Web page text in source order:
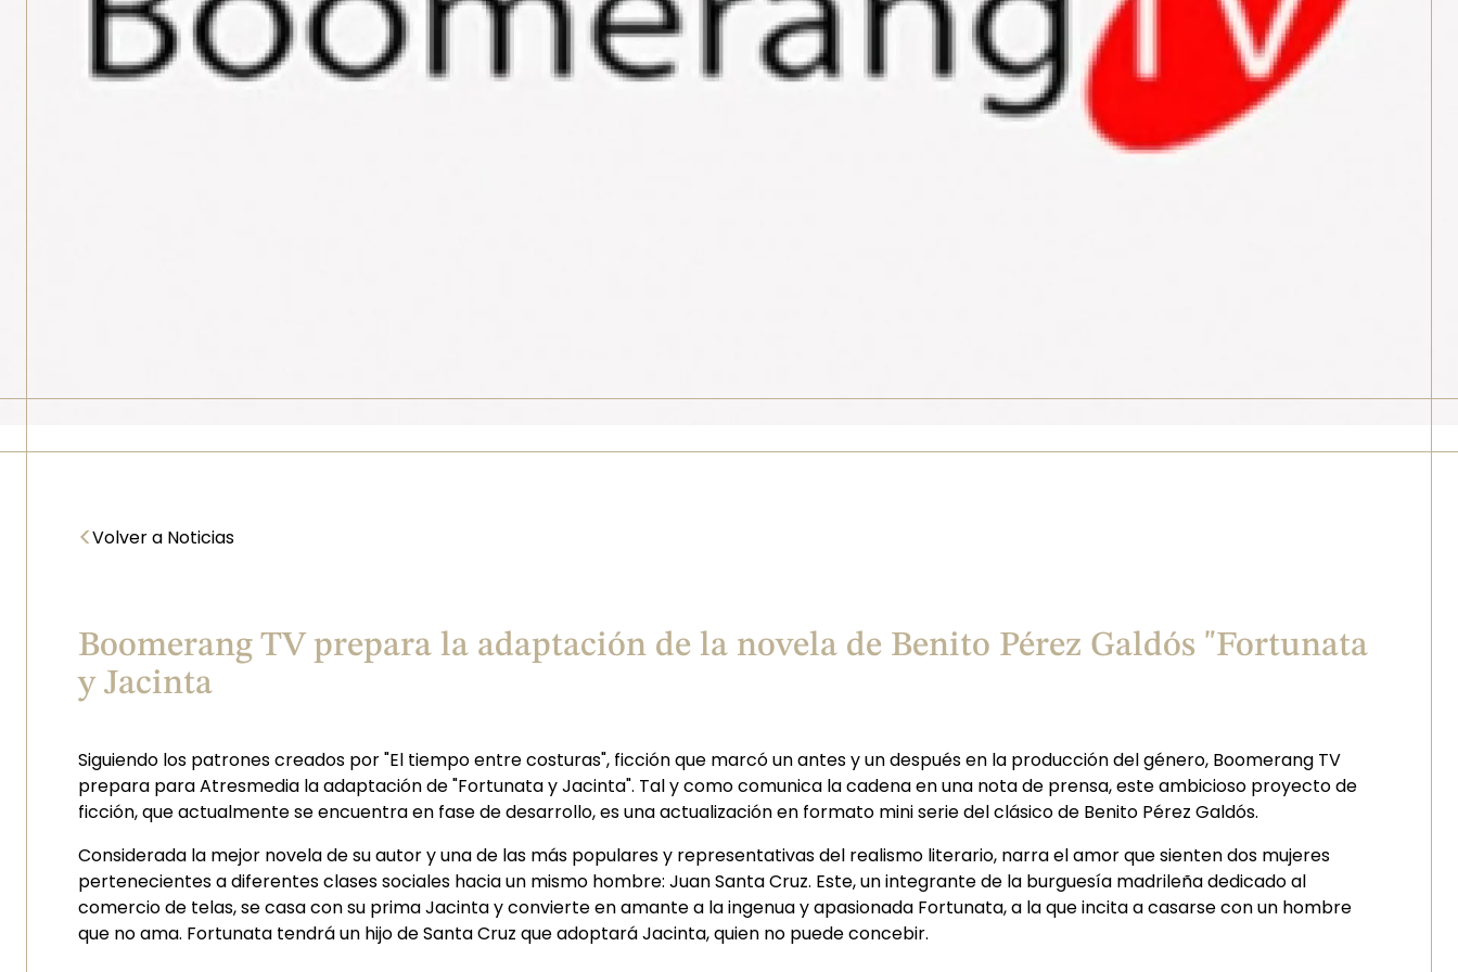
<Volver a Noticias
Boomerang TV prepara la adaptación de la novela de Benito Pérez Galdós "Fortunata
y Jacinta
Siguiendo los patrones creados por "El tiempo entre costuras", ficción que marcó un antes y un después en la producción del género, Boomerang TV
prepara para Atresmedia la adaptación de "Fortunata y Jacinta". Tal y como comunica la cadena en una nota de prensa, este ambicioso proyecto de
ficción, que actualmente se encuentra en fase de desarrollo, es una actualización en formato mini serie del clásico de Benito Pérez Galdós.
Considerada la mejor novela de su autor y una de las más populares y representativas del realismo literario, narra el amor que sienten dos mujeres
pertenecientes a diferentes clases sociales hacia un mismo hombre: Juan Santa Cruz. Este, un integrante de la burguesía madrileña dedicado al
comercio de telas, se casa con su prima Jacinta y convierte en amante a la ingenua y apasionada Fortunata, a la que incita a casarse con un hombre
que no ama. Fortunata tendrá un hijo de Santa Cruz que adoptará Jacinta, quien no puede concebir.